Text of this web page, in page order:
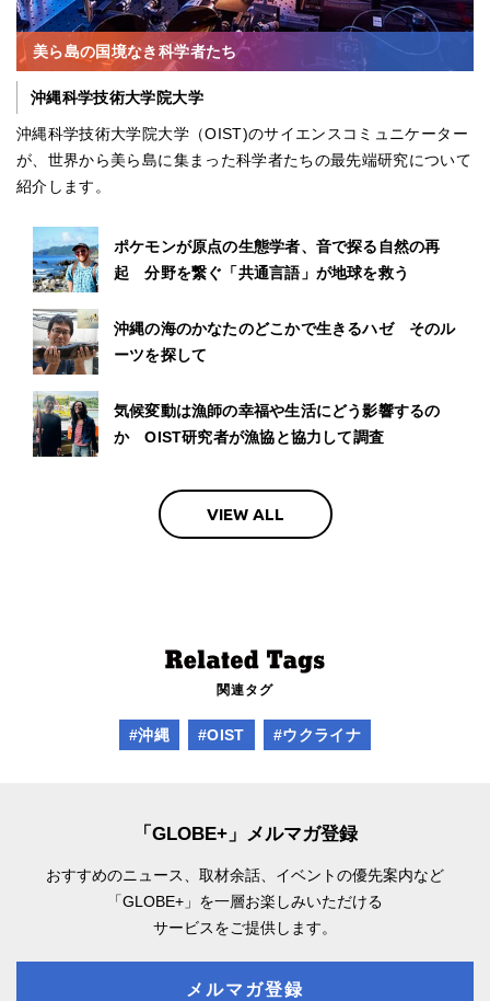
美ら島の国境なき科学者たち
沖縄科学技術大学院大学
沖縄科学技術大学院大学（OIST)のサイエンスコミュニケーター
が、世界から美ら島に集まった科学者たちの最先端研究について
紹介します。
ポケモンが原点の生態学者、音で探る自然の再
起 分野を繋ぐ「共通言語」が地球を救う
沖縄の海のかなたのどこかで生きるハゼ そのル
ーツを探して
気候変動は漁師の幸福や生活にどう影響するの
か OIST研究者が漁協と協力して調査
VIEW ALL
関連タグ
#沖縄 #OIST #ウクライナ
「GLOBE+」メルマガ登録
おすすめのニュース、取材余話、 イベントの優先案内など
「GLOBE+」を一層お楽しみいただける
サービスをご提供します。
メルマガ登録